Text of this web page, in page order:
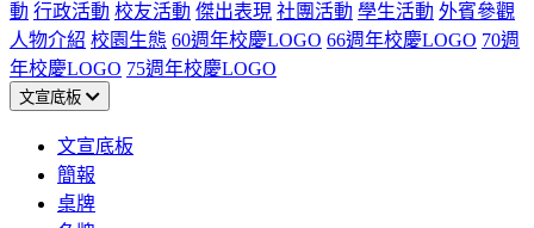
動 行政活動 校友活動 傑出表現 社團活動 學生活動 外賓參觀
人物介紹 校園生態 60週年校慶LOGO 66週年校慶LOGO 70週
年校慶LOGO 75週年校慶LOGO
文宣底板
文宣底板
簡報
桌牌